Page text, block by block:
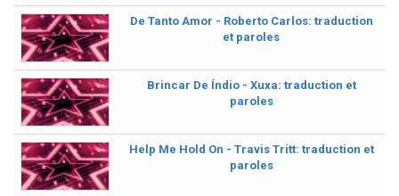
De Tanto Amor - Roberto Carlos: traduction
et paroles
Brincar De Índio - Xuxa: traduction et
paroles
Help Me Hold On - Travis Tritt: traduction et
paroles